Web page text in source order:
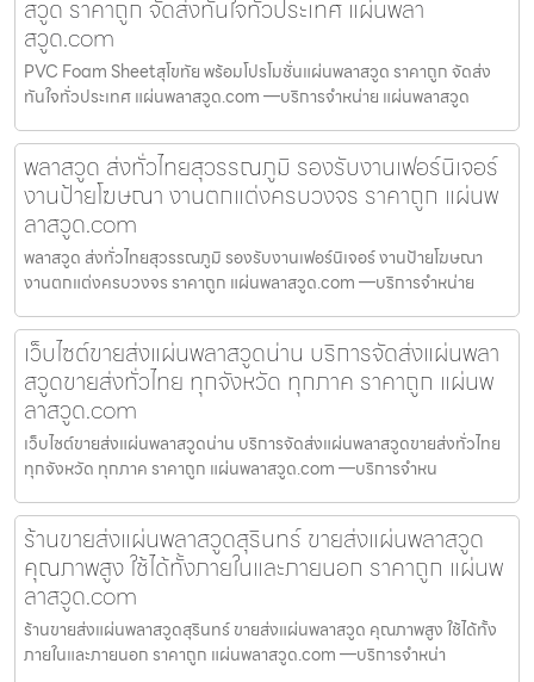
สวูด ราคาถูก จัดส่งทันใจทั่วประเทศ แผ่นพลา
สวูด.com
PVC Foam Sheetสุโขทัย พร้อมโปรโมชั่นแผ่นพลาสวูด ราคาถูก จัดส่ง
ทันใจทั่วประเทศ แผ่นพลาสวูด.com —บริการจำหน่าย แผ่นพลาสวูด
พลาสวูด ส่งทั่วไทยสุวรรณภูมิ รองรับงานเฟอร์นิเจอร์
งานป้ายโฆษณา งานตกแต่งครบวงจร ราคาถูก แผ่นพ
ลาสวูด.com
พลาสวูด ส่งทั่วไทยสุวรรณภูมิ รองรับงานเฟอร์นิเจอร์ งานป้ายโฆษณา
งานตกแต่งครบวงจร ราคาถูก แผ่นพลาสวูด.com —บริการจำหน่าย
เว็บไซต์ขายส่งแผ่นพลาสวูดน่าน บริการจัดส่งแผ่นพลา
สวูดขายส่งทั่วไทย ทุกจังหวัด ทุกภาค ราคาถูก แผ่นพ
ลาสวูด.com
เว็บไซต์ขายส่งแผ่นพลาสวูดน่าน บริการจัดส่งแผ่นพลาสวูดขายส่งทั่วไทย
ทุกจังหวัด ทุกภาค ราคาถูก แผ่นพลาสวูด.com —บริการจำหน
ร้านขายส่งแผ่นพลาสวูดสุรินทร์ ขายส่งแผ่นพลาสวูด
คุณภาพสูง ใช้ได้ทั้งภายในและภายนอก ราคาถูก แผ่นพ
ลาสวูด.com
ร้านขายส่งแผ่นพลาสวูดสุรินทร์ ขายส่งแผ่นพลาสวูด คุณภาพสูง ใช้ได้ทั้ง
ภายในและภายนอก ราคาถูก แผ่นพลาสวูด.com —บริการจำหน่า